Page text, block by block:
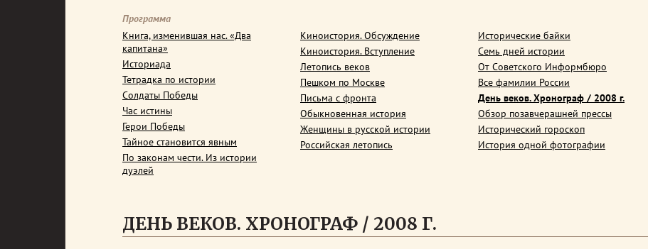
Программа
Книга, изменившая нас. «Два
капитана»
Историада
Тетрадка по истории
Солдаты Победы
Час истины
Герои Победы
Тайное становится явным
По законам чести. Из истории
дуэлей
Киноистория. Обсуждение
Киноистория. Вступление
Летопись веков
Пешком по Москве
Письма с фронта
Обыкновенная история
Женщины в русской истории
Российская летопись
Исторические байки
Семь дней истории
От Советского Информбюро
Все фамилии России
День веков. Хронограф / 2008 г.
Обзор позавчерашней прессы
Исторический гороскоп
История одной фотографии
ДЕНЬ ВЕКОВ. ХРОНОГРАФ / 2008 Г.